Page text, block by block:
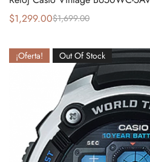
$1,699.00
$1,299.00
¡Oferta! Out Of Stock